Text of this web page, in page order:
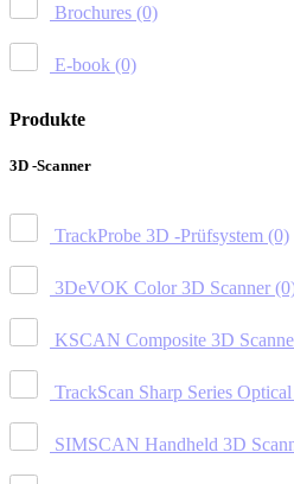
Brochures (0)
E-book (0)
Produkte
3D -Scanner
TrackProbe 3D -Prüfsystem (0)
3DeVOK Color 3D Scanner
KSCAN Composite 3D
TrackScan Sharp Series
SIMSCAN Handheld 3D